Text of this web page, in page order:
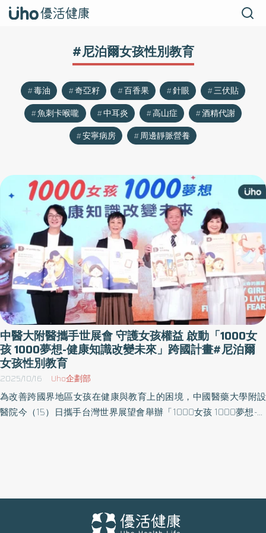
#尼泊爾女孩性別教育
毒油 奇亞籽 百香果 針眼
三伏貼
魚刺卡喉嚨
中耳炎 高山症
酒精代謝
安寧病房
周邊靜脈營養
中醫大附醫攜手世展會 守護女孩權益 啟動「1000女
孩 1000夢想-健康知識改變未來」跨國計畫#尼泊爾
女孩性別教育
2025/10/16 Uho企劃部
為改善跨國界地區女孩在健康與教育上的困境，中國醫藥大學附設
醫院今（15）日攜手台灣世界展望會舉辦「1000女孩 1000夢想-健